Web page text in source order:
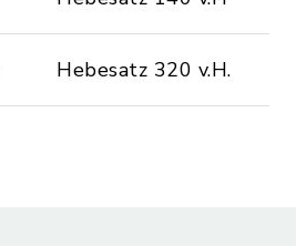
Hebesatz 320 v.H.